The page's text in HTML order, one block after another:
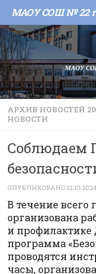
Skip to content
АРХИВ НОВОСТЕЙ
НОВОСТИ
Соблюдаем
ОПУБЛИКОВАНО
В течение всего
организована
и профилактике
программа
проводятся
часы,